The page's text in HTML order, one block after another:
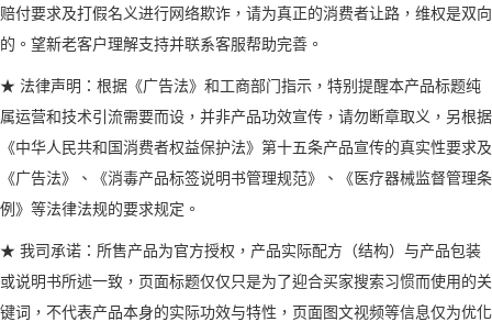
赔付要求及打假名义进行网络欺诈，请为真正的消费者让路，维权是双向
的。望新老客户理解支持并联系客服帮助完善。
★ 法律声明：根据《广告法》和工商部门指示，特别提醒本产品标题纯
属运营和技术引流需要而设，并非产品功效宣传，请勿断章取义，另根据
《中华人民共和国消费者权益保护法》第十五条产品宣传的真实性要求及
《广告法》、《消毒产品标签说明书管理规范》、《医疗器械监督管理条
例》等法律法规的要求规定。
★ 我司承诺：所售产品为官方授权，产品实际配方（结构）与产品包装
或说明书所述一致，页面标题仅仅只是为了迎合买家搜索习惯而使用的关
键词，不代表产品本身的实际功效与特性，页面图文视频等信息仅为优化